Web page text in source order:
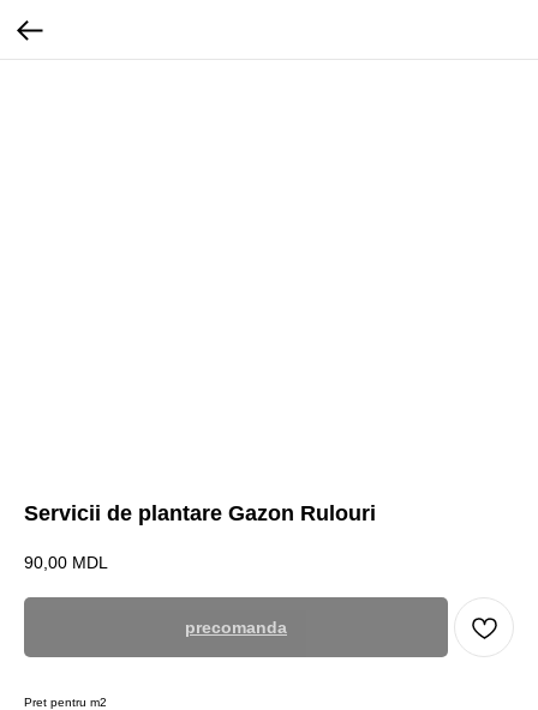
Servicii de plantare Gazon Rulouri
90,00 MDL
precomanda
Pret pentru m2